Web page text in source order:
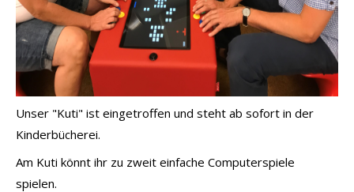
Unser "Kuti" ist eingetroffen und steht ab sofort in der
Kinderbücherei.
Am Kuti könnt ihr zu zweit einfache Computerspiele
spielen.